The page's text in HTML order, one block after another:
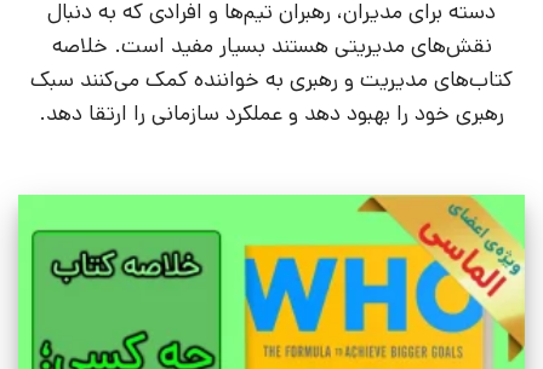
دسته برای مدیران، رهبران تیم‌ها و افرادی که به دنبال
نقش‌های مدیریتی هستند بسیار مفید است. خلاصه
کتاب‌های مدیریت و رهبری به خواننده کمک می‌کنند سبک
رهبری خود را بهبود دهد و عملکرد سازمانی را ارتقا دهد.